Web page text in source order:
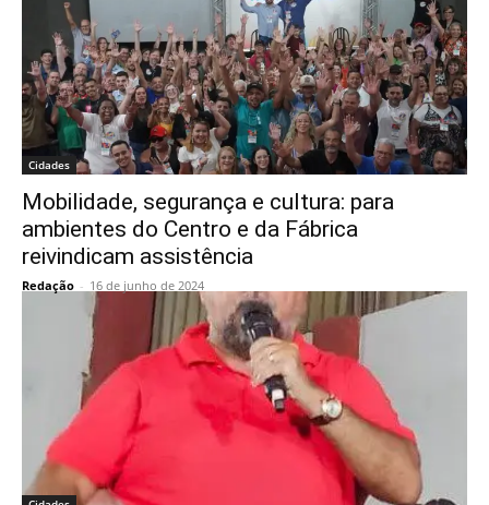
Cidades
Mobilidade, segurança e cultura: para
ambientes do Centro e da Fábrica
reivindicam assistência
Redação - 16 de junho de 2024